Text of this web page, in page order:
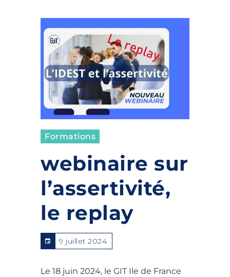
Formations
webinaire sur
l’assertivité,
le replay
9 juillet 2024
Le 18 juin 2024, le GIT Ile de France